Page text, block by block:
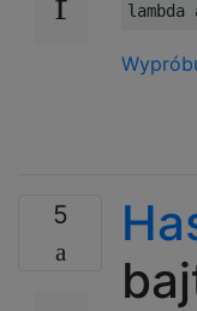
lambda
5